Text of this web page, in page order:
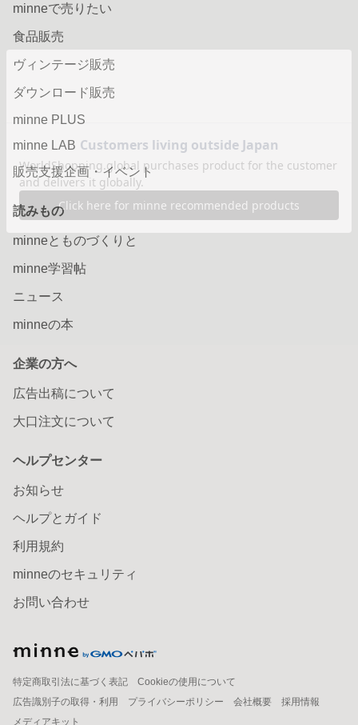
minneで売りたい
食品販売
ヴィンテージ販売
ダウンロード販売
minne PLUS
minne LAB
販売支援企画・イベント
読みもの
minneとものづくりと
minne学習帖
ニュース
minneの本
企業の方へ
広告出稿について
大口注文について
ヘルプセンター
お知らせ
ヘルプとガイド
利用規約
minneのセキュリティ
お問い合わせ
特定商取引法に基づく表記
Cookieの使用について
広告識別子の取得・利用
プライバシーポリシー 会社概要
採用情報
メディアキット